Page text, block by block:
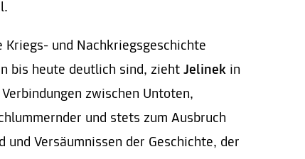
und Nachkriegsgeschichte
bis heute deutlich sind, zieht Jelinek in
zwischen Untoten,
und stets zum Ausbruch
Versäumnissen der Geschichte, der